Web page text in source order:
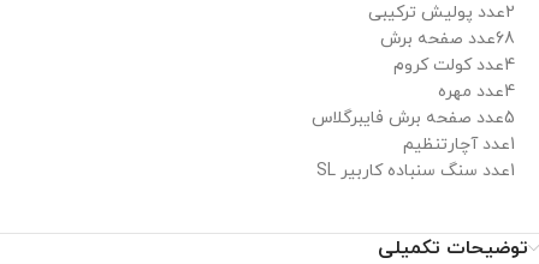
2عدد پولیش ترکیبی
68عدد صفحه برش
4عدد کولت کروم
4عدد مهره
5عدد صفحه برش فایبرگلاس
1عدد آچارتنظیم
1عدد سنگ سنباده کاربیر SL
توضیحات تکمیلی